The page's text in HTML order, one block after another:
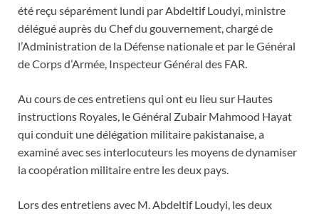
été reçu séparément lundi par Abdeltif Loudyi, ministre
délégué auprès du Chef du gouvernement, chargé de
l’Administration de la Défense nationale et par le Général
de Corps d’Armée, Inspecteur Général des FAR.
Au cours de ces entretiens qui ont eu lieu sur Hautes
instructions Royales, le Général Zubair Mahmood Hayat
qui conduit une délégation militaire pakistanaise, a
examiné avec ses interlocuteurs les moyens de dynamiser
la coopération militaire entre les deux pays.
Lors des entretiens avec M. Abdeltif Loudyi, les deux